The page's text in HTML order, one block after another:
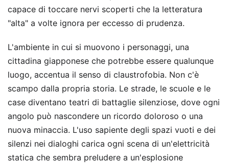
capace di toccare nervi scoperti che la letteratura
"alta" a volte ignora per eccesso di prudenza.
L'ambiente in cui si muovono i personaggi, una
cittadina giapponese che potrebbe essere qualunque
luogo, accentua il senso di claustrofobia. Non c'è
scampo dalla propria storia. Le strade, le scuole e le
case diventano teatri di battaglie silenziose, dove ogni
angolo può nascondere un ricordo doloroso o una
nuova minaccia. L'uso sapiente degli spazi vuoti e dei
silenzi nei dialoghi carica ogni scena di un'elettricità
statica che sembra preludere a un'esplosione